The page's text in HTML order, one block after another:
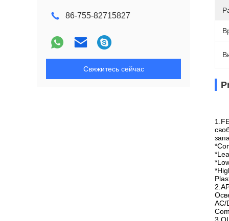
86-755-82715827
Свяжитесь сейчас
AC/